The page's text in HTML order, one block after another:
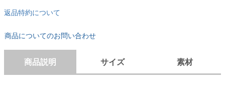
返品特約について
商品についてのお問い合わせ
商品説明 サイズ 素材